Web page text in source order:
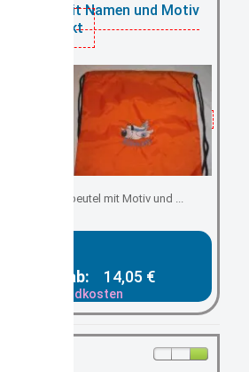
orange mit Namen und Motiv
bestickt
Turnbeutel mit Motiv und ...
ab: 14,05 €
zzgl. Versandkosten